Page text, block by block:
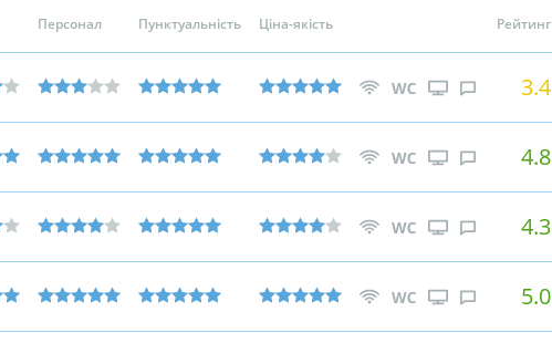
Персонал Пунктуальність Ціна-якість Рейтинг
3.4
4.8
4.3
5.0